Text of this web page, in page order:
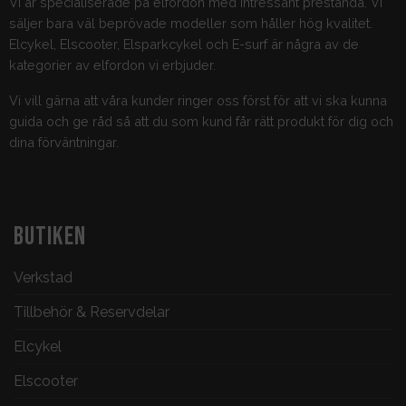
säljer bara väl beprövade modeller som håller hög kvalitet.
Elcykel, Elscooter, Elsparkcykel och E-surf är några av de
kategorier av elfordon vi erbjuder.
Vi vill gärna att våra kunder ringer oss först för att vi ska kunna
guida och ge råd så att du som kund får rätt produkt för dig och
dina förväntningar.
BUTIKEN
Verkstad
Tillbehör & Reservdelar
Elcykel
Elscooter